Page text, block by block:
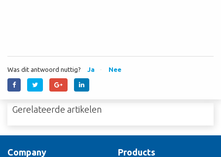
Was dit antwoord nuttig? Ja Nee
Gerelateerde artikelen
Company Products